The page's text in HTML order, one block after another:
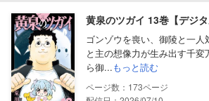
黄泉のツガイ 13巻【デジ
ゴンゾウを喪い、御陵と一人
と主の想像力が生み出す千
ら御...もっと読む
173